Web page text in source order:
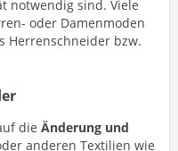
notwendig sind. Viele
oder Damenmoden
Herrenschneider bzw.
die Änderung und
anderen Textilien wie